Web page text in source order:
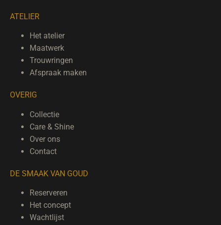
ATELIER
Het atelier
Maatwerk
Trouwringen
Afspraak maken
OVERIG
Collectie
Care & Shine
Over ons
Contact
DE SMAAK VAN GOUD
Reserveren
Het concept
Wachtlijst